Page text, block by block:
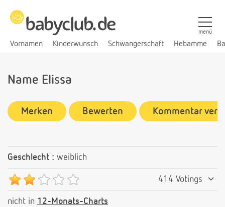
Vornamen Kinderwunsch Schwangerschaft Hebamme
menü
Name Elissa
Merken Bewerten Kommentar
Geschlecht : weiblich
414 Votings
nicht in 12-Monats-Charts